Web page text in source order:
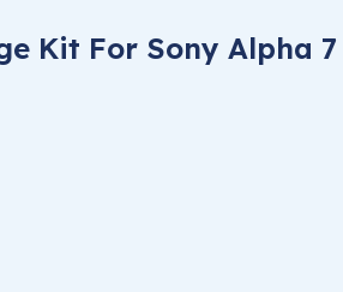
Kit For Sony Alpha